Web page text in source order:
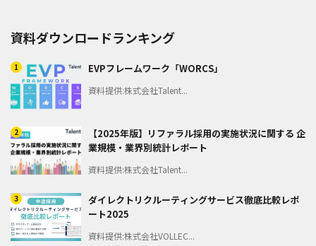
資料ダウンロードランキング
1 EVPフレームワーク「WORCS」
資料提供:株式会社Talent...
2
【2025年版】リファラル採用の実施状況に関する 企
業規模・業界別統計レポート
資料提供:株式会社Talent...
3
ダイレクトリクルーティングサービス徹底比較レポ
ート2025
資料提供:株式会社VOLLEC...